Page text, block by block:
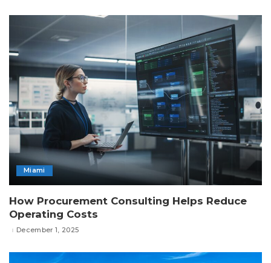
Miami
How Procurement Consulting Helps Reduce
Operating Costs
December 1, 2025